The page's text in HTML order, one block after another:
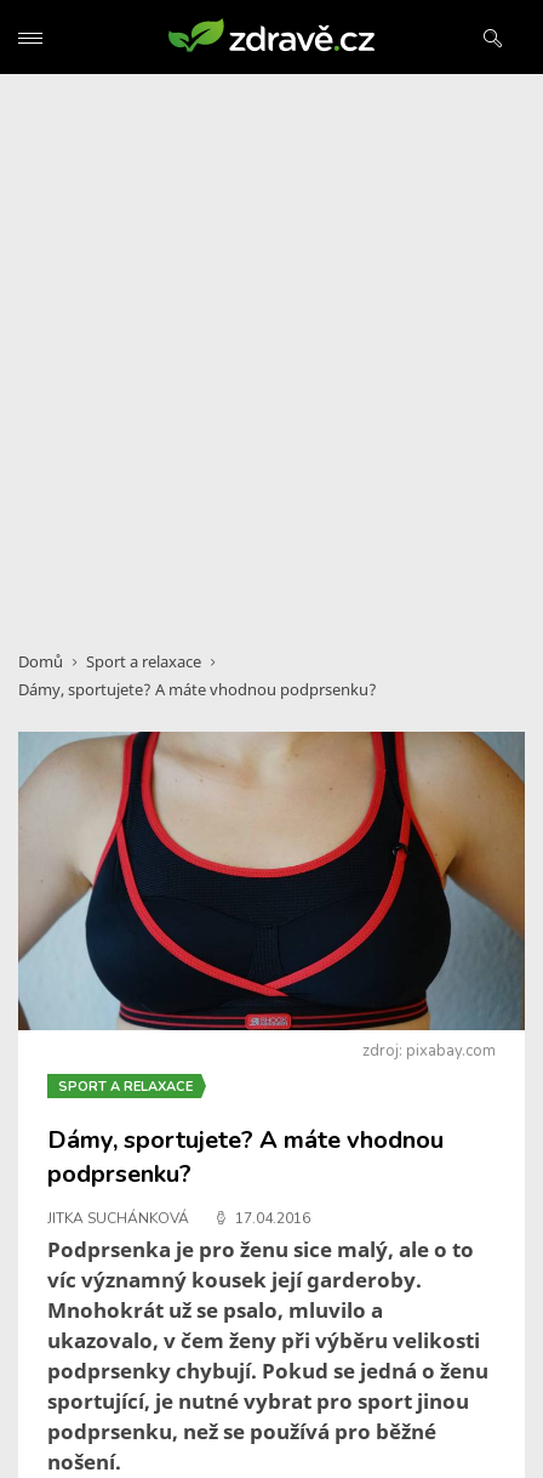
Domů
Sport a relaxace
Dámy, sportujete? A máte vhodnou podprsenku?
zdroj: pixabay.com
SPORT A RELAXACE
Dámy, sportujete? A máte vhodnou
podprsenku?
JITKA SUCHÁNKOVÁ 17.04.2016
Podprsenka je pro ženu sice malý, ale o to
víc významný kousek její garderoby.
Mnohokrát už se psalo, mluvilo a
ukazovalo, v čem ženy při výběru velikosti
podprsenky chybují. Pokud se jedná o ženu
sportující, je nutné vybrat pro sport jinou
podprsenku, než se používá pro běžné
nošení.